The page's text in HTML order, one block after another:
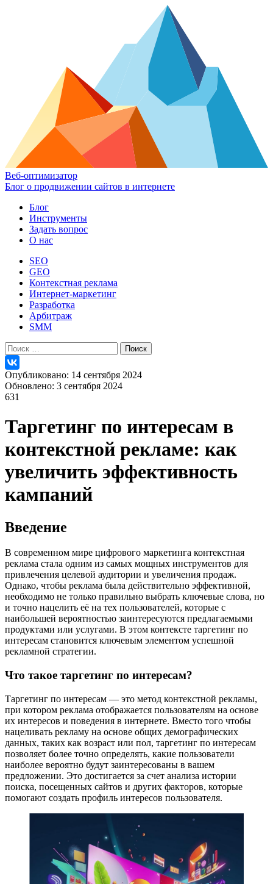
Веб-оптимизатор
Блог о продвижении сайтов в интернете
Блог
Инструменты
Задать вопрос
О нас
SEO
GEO
Контекстная реклама
Интернет-маркетинг
Разработка
Арбитраж
SMM
Найти:
Опубликовано: 14 сентября 2024
Обновлено: 3 сентября 2024
631
Таргетинг по интересам в
контекстной рекламе: как
увеличить эффективность
кампаний
Введение
В современном мире цифрового маркетинга контекстная
реклама стала одним из самых мощных инструментов для
привлечения целевой аудитории и увеличения продаж.
Однако, чтобы реклама была действительно эффективной,
необходимо не только правильно выбрать ключевые слова, но
и точно нацелить её на тех пользователей, которые с
наибольшей вероятностью заинтересуются предлагаемыми
продуктами или услугами. В этом контексте таргетинг по
интересам становится ключевым элементом успешной
рекламной стратегии.
Что такое таргетинг по интересам?
Таргетинг по интересам — это метод контекстной рекламы,
при котором реклама отображается пользователям на основе
их интересов и поведения в интернете. Вместо того чтобы
нацеливать рекламу на основе общих демографических
данных, таких как возраст или пол, таргетинг по интересам
позволяет более точно определять, какие пользователи
наиболее вероятно будут заинтересованы в вашем
предложении. Это достигается за счет анализа истории
поиска, посещенных сайтов и других факторов, которые
помогают создать профиль интересов пользователя.